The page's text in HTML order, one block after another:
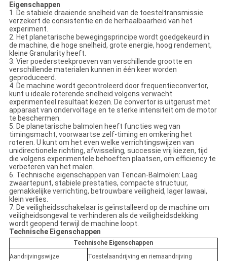
Eigenschappen
1. De stabiele draaiende snelheid van de toesteltransmissie
verzekert de consistentie en de herhaalbaarheid van het
experiment.
2. Het planetarische bewegingsprincipe wordt goedgekeurd in
de machine, die hoge snelheid, grote energie, hoog rendement,
kleine Granularity heeft.
3. Vier poedersteekproeven van verschillende grootte en
verschillende materialen kunnen in één keer worden
geproduceerd.
4. De machine wordt gecontroleerd door frequentieconvertor,
kunt u ideale roterende snelheid volgens verwacht
experimenteel resultaat kiezen. De convertor is uitgerust met
apparaat van ondervoltage en te sterke intensiteit om de motor
te beschermen.
5. De planetarische balmolen heeft functies weg van
timingsmacht, voorwaartse zelf-timing en omkering het
roteren. U kunt om het even welke verrichtingswijzen van
unidirectionele richting, afwisseling, successie vrij kiezen, tijd
die volgens experimentele behoeften plaatsen, om efficiency te
verbeteren van het malen.
6. Technische eigenschappen van Tencan-Balmolen: Laag
zwaartepunt, stabiele prestaties, compacte structuur,
gemakkelijke verrichting, betrouwbare veiligheid, lager lawaai,
klein verlies.
7. De veiligheidsschakelaar is geïnstalleerd op de machine om
veiligheidsongeval te verhinderen als de veiligheidsdekking
wordt geopend terwijl de machine loopt.
Technische Eigenschappen
Technische Eigenschappen
Aandrijvingswijze
Toestelaandrijving en riemaandrijving